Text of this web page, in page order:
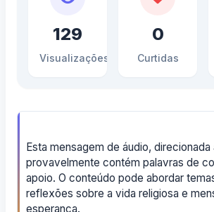
129
Visualizações
0
Curtidas
Esta mensagem de áudio, direcionada
provavelmente contém palavras de
apoio. O conteúdo pode abordar
reflexões sobre a vida religiosa e
esperança.